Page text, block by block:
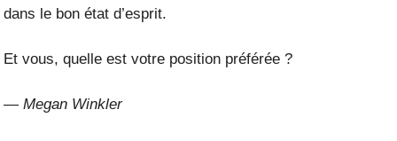
dans le bon état d’esprit.
Et vous, quelle est votre position préférée ?
— Megan Winkler